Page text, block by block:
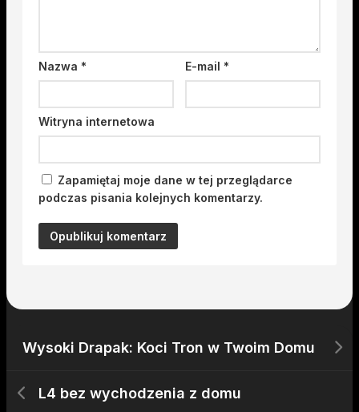
Nazwa * E-mail*
Witryna internetowa
Zapamiętaj moje dane w tej przeglądarce
podczas pisania kolejnych komentarzy.
Wysoki Drapak: Koci Tron w Twoim Domu
L4 bez wychodzenia z domu